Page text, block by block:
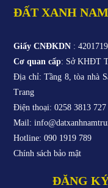
ĐẤT XANH
Giấy CNĐKDN :
Cơ quan cấp: Sở KHĐT
Địa chỉ: Tầng 8, tòa nhà
Trang
Điện thoại: 0258 3813 727
Mail:
Hotline: 090 1919 789
Chính sách bảo mật
ĐĂNG